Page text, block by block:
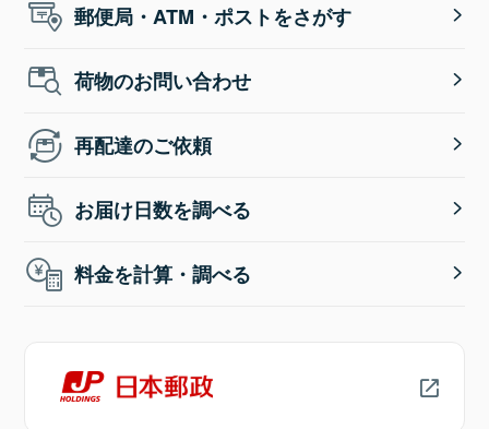
郵便局・ATM・ポストをさがす
荷物のお問い合わせ
再配達のご依頼
お届け日数を調べる
料金を計算・調べる